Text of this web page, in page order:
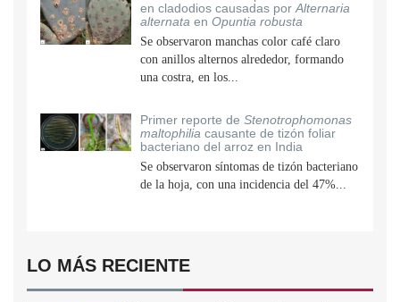
en cladodios causadas por Alternaria
alternata en Opuntia robusta
Se observaron manchas color café claro
con anillos alternos alrededor, formando
una costra, en los...
Primer reporte de Stenotrophomonas
maltophilia causante de tizón foliar
bacteriano del arroz en India
Se observaron síntomas de tizón bacteriano
de la hoja, con una incidencia del 47%...
LO MÁS RECIENTE